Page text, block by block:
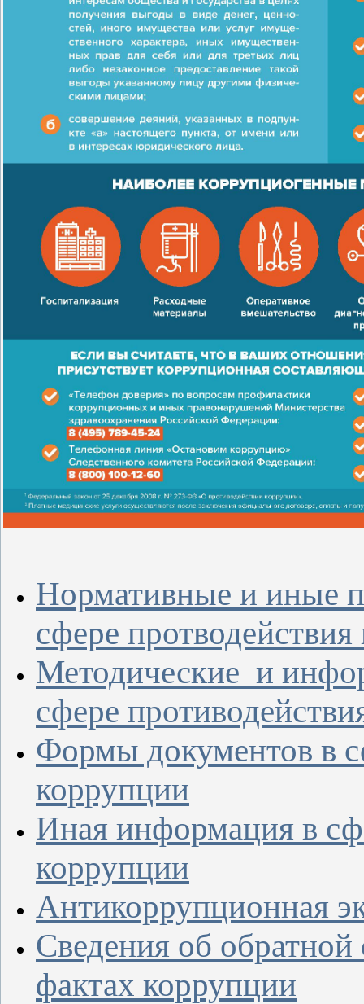
Нормативные и иные
сфере
Методические и
сфере
Формы документов в
коррупции
Иная информация в
коррупции
Антикоррупционная
Сведения об
фактах коррупции